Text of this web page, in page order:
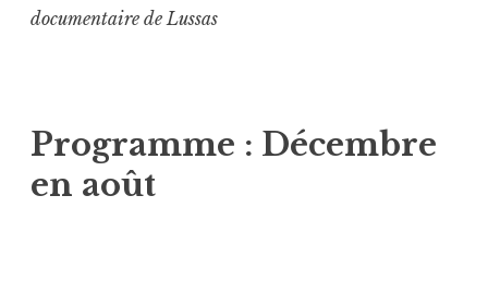
principal
documentaire de Lussas
Programme : Décembre
en août